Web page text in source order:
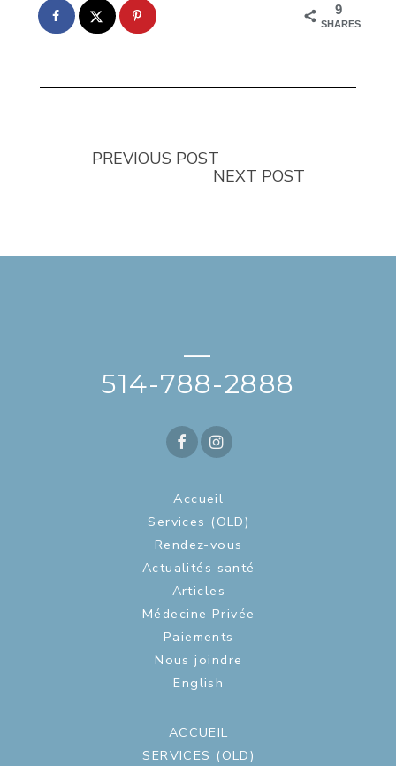
9
SHARES
PREVIOUS POST
NEXT POST
—
514-788-2888
Accueil
Services (OLD)
Rendez-vous
Actualités santé
Articles
Médecine Privée
Paiements
Nous joindre
English
ACCUEIL
SERVICES (OLD)